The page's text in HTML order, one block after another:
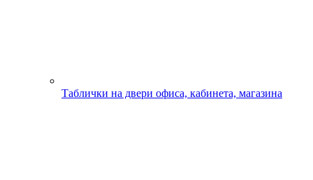
Таблички на двери офиса, кабинета, магазина